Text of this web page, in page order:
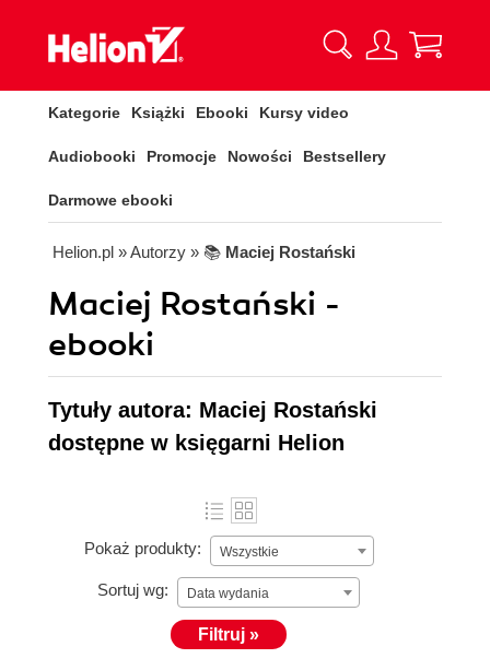
Kategorie Książki Ebooki Kursy video
Audiobooki Promocje Nowości Bestsellery
Darmowe ebooki
Helion.pl » Autorzy » 📚 Maciej Rostański
Maciej Rostański -
ebooki
Tytuły autora: Maciej Rostański
dostępne w księgarni Helion
Pokaż produkty: Wszystkie
Sortuj wg: Data wydania
Filtruj »